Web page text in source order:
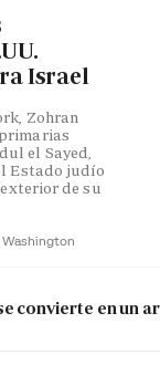
Israel
Zohran
el Sayed,
Estado judío
de su
convierte en un